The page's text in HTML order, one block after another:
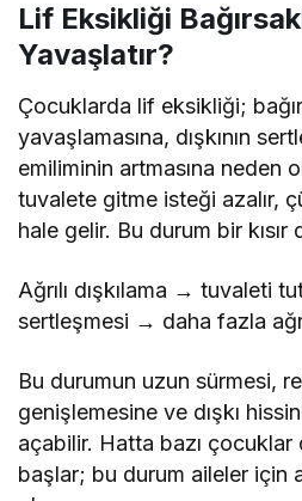
Lif Eksikliği
Yavaşlatır?
Çocuklarda lif eksikliği;
yavaşlamasına, dışkının
emiliminin artmasına neden
tuvalete gitme isteği azalır,
hale gelir. Bu durum bir
Ağrılı dışkılama → tuvaleti
sertleşmesi → daha fazla
Bu durumun uzun sürmesi,
genişlemesine ve dışkı
açabilir. Hatta bazı çocuklar
başlar; bu durum aileler için